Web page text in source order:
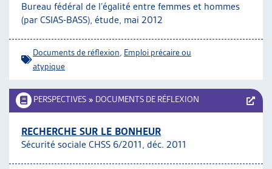
Bureau fédéral de l’égalité entre femmes et hommes
(par CSIAS-BASS), étude, mai 2012
Documents de réflexion Emploi précaire ou
atypique
PERSPECTIVES » DOCUMENTS DE RÉFLEXION
RECHERCHE SUR LE BONHEUR
Sécurité sociale CHSS 6/2011, déc. 2011